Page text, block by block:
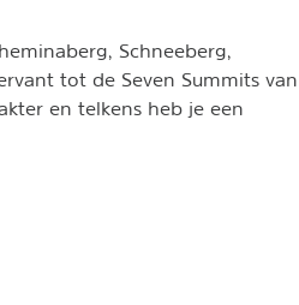
Schneeberg,
tot de Seven Summits van
en telkens heb je een